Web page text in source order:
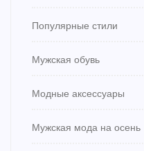
Популярные стили
Мужская обувь
Модные аксессуары
Мужская мода на осень